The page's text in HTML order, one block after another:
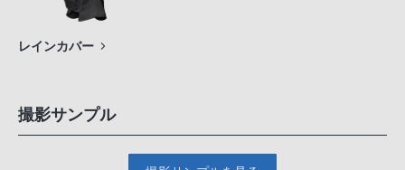
レインカバー
撮影サンプル